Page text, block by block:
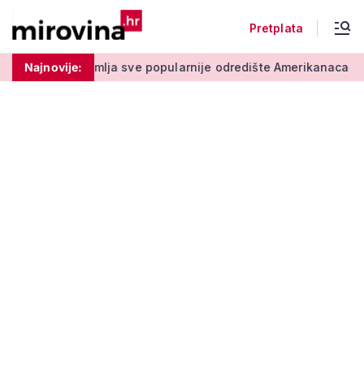
Pretplata
Najnovije:
sve popularnije odredište Amerikanaca u mirovini: Pruža